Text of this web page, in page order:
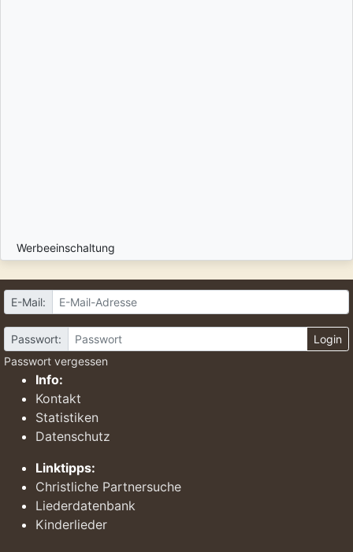
Werbeeinschaltung
E-Mail:
Passwort:
Login
Passwort vergessen
Info:
Kontakt
Statistiken
Datenschutz
Linktipps:
Christliche Partnersuche
Liederdatenbank
Kinderlieder